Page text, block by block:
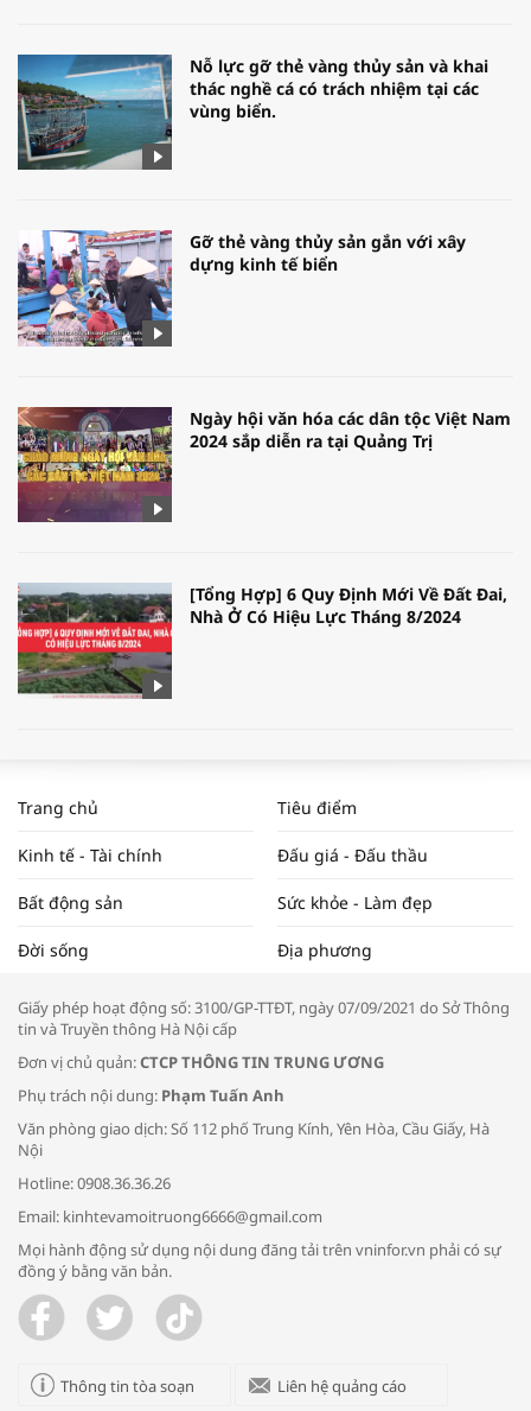
Nỗ lực gỡ thẻ vàng thủy sản và khai
thác nghề cá có trách nhiệm tại các
vùng biển.
Gỡ thẻ vàng thủy sản gắn với xây
dựng kinh tế biển
Ngày hội văn hóa các dân tộc Việt Nam
2024 sắp diễn ra tại Quảng Trị
[Tổng Hợp] 6 Quy Định Mới Về Đất Đai,
Nhà Ở Có Hiệu Lực Tháng 8/2024
NAM NĂM 2024 VÀ NĂM 2025 | NHỊP
ĐẬP THỊ TRƯỜNG #62
Tọa đàm “Xúc tiến thương mại: Khơi
Bác sĩ tư vấn cách phòng tránh bệnh
đường hô hấp trong thời tiết giao mùa
Trao yêu thương cho em
Trang chủ Tiêu điểm
Kinh tế - Tài chính Đấu giá - Đấu thầu
Bất động sản Sức khỏe - Làm đẹp
Đời sống Địa phương
Giấy phép hoạt động số: 3100/GP-TTĐT, ngày 07/09/2021 do Sở Thông
tin và Truyền thông Hà Nội cấp
Đơn vị chủ quản:CTCP THÔNG TIN TRUNG ƯƠNG
Phụ trách nội dung: Phạm Tuấn Anh
Văn phòng giao dịch: Số 112 phố Trung Kính, Yên Hòa, Cầu Giấy, Hà
Nội
Hotline: 0908.36.36.26
Email: kinhtevamoitruong6666@gmail.com
Mọi hành động sử dụng nội dung đăng tải trên vninfor.vn phải có sự
đồng ý bằng văn bản.
Thông tin tòa soạn Liên hệ quảng cáo